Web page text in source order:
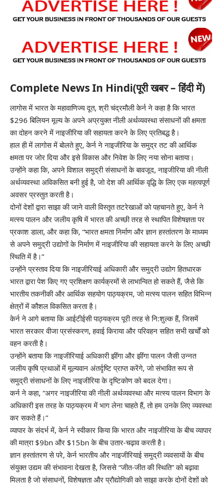
Complete News In Hindi(पूरी खबर – हिंदी में)
लागोस में भारत के महावाणिज्य दूत, श्री चंद्रमौली केर्न ने कहा है कि भारत
$296 बिलियन मूल्य के अपने अप्रयुक्त नीली अर्थव्यवस्था संसाधनों की क्षमता
का दोहन करने में नाइजीरिया की सहायता करने के लिए प्रतिबद्ध है।
हाल ही में लागोस में बोलते हुए, केर्न ने नाइजीरिया के समुद्र तट की आर्थिक
क्षमता पर जोर दिया और इसे विकास और निवेश के लिए नया सोना बताया।
उन्होंने कहा कि, अपने विशाल समुद्री संसाधनों के बावजूद, नाइजीरिया की नीली
अर्थव्यवस्था अविकसित बनी हुई है, जो देश की आर्थिक वृद्धि के लिए एक महत्वपूर्ण
अवसर प्रस्तुत करती है।
दोनों देशों द्वारा साझा की जाने वाली विस्तृत तटरेखाओं को पहचानते हुए, केर्न ने
मत्स्य पालन और जलीय कृषि में भारत की अच्छी तरह से स्थापित विशेषज्ञता पर
प्रकाश डाला, और कहा कि, “भारत क्षमता निर्माण और ज्ञान हस्तांतरण के माध्यम
से अपने समुद्री उद्योगों के निर्माण में नाइजीरिया की सहायता करने के लिए अच्छी
स्थिति में है।”
उन्होंने प्रस्ताव दिया कि नाइजीरियाई अधिकारी और समुद्री उद्योग हितधारक
भारत द्वारा पेश किए गए प्रशिक्षण कार्यक्रमों से लाभान्वित हो सकते हैं, जैसे कि
भारतीय तकनीकी और आर्थिक सहयोग पाठ्यक्रम, जो मत्स्य पालन सहित विभिन्न
क्षेत्रों में कौशल विकसित करता है।
केर्न ने आगे बताया कि आईटीईसी पाठ्यक्रम पूरी तरह से नि:शुल्क हैं, जिसमें
भारत सरकार वीजा प्रसंस्करण, हवाई किराया और परिवहन सहित सभी खर्चों को
वहन करती है।
उन्होंने बताया कि नाइजीरियाई अधिकारी झींगा और झींगा पालन जैसी उन्नत
जलीय कृषि प्रथाओं में मूल्यवान अंतर्दृष्टि प्राप्त करेंगे, जो संभावित रूप से
समुद्री संसाधनों के लिए नाइजीरिया के दृष्टिकोण को बदल देगा।
कर्न ने कहा, “अगर नाइजीरिया की नीली अर्थव्यवस्था और मत्स्य पालन विभाग के
अधिकारी इस तरह के पाठ्यक्रम में भाग लेना चाहते हैं, तो हम उनके लिए व्यवस्था
कर सकते हैं।”
व्यापार के संदर्भ में, केर्न ने स्वीकार किया कि भारत और नाइजीरिया के बीच व्यापार
की मात्रा $9bn और $15bn के बीच उतार-चढ़ाव करती है।
ज्ञान हस्तांतरण से परे, केर्न भारतीय और नाइजीरियाई समुद्री व्यवसायों के बीच
संयुक्त उद्यम की संभावना देखता है, जिससे “जीत-जीत की स्थिति” को बढ़ावा
मिलता है जो संसाधनों, विशेषज्ञता और प्रौद्योगिकी को साझा करके दोनों देशों को